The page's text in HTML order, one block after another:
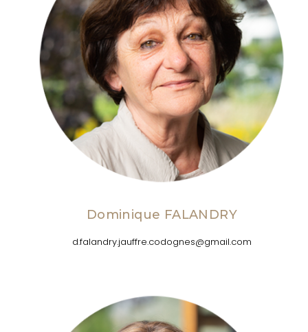
Dominique FALANDRY
d.falandry.jauffre.codognes@gmail.com